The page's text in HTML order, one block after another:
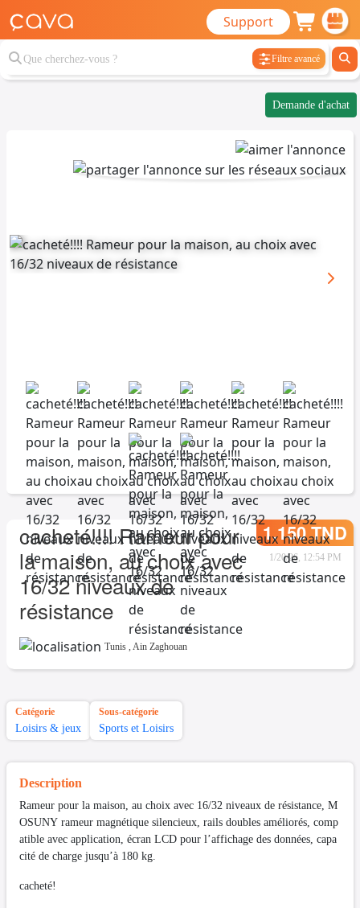
Support
Filtre avancé
Demande d'achat
cacheté!!!! Rameur pour
la maison, au choix avec
16/32 niveaux de
résistance
1.150 TND
1/20/26, 12:54 PM
Tunis , Ain Zaghouan
Catégorie
Loisirs & jeux
Sous-catégorie
Sports et Loisirs
Description
Rameur pour la maison, au choix avec 16/32 niveaux de résistance, M
OSUNY rameur magnétique silencieux, rails doubles améliorés, comp
atible avec application, écran LCD pour l’affichage des données, capa
cité de charge jusqu’à 180 kg.
cacheté!